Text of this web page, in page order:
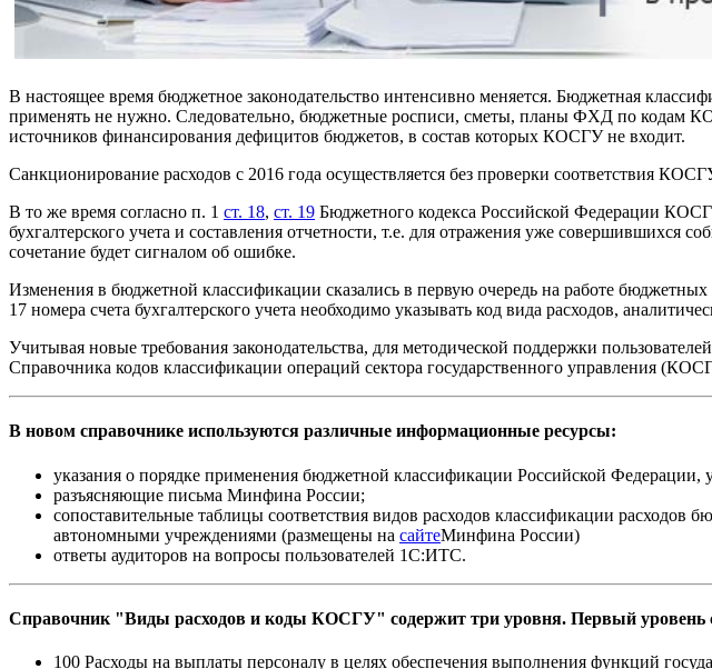
В настоящее время бюджетное законодательство интенсивно меняется. Бюджетная
применять не нужно. Следовательно, бюджетные росписи, сметы, планы ФХД по кодам
источников финансирования дефицитов бюджетов, в состав которых КОСГУ не входит.
Санкционирование расходов с 2016 года осуществляется без проверки соответствия
В то же время согласно п. 1 ст. 18, ст. 19 Бюджетного кодекса Российской Федерации
бухгалтерского учета и составления отчетности, т.е. для отражения уже
сочетание будет сигналом об ошибке.
Изменения в бюджетной классификации сказались в первую очередь на работе
17 номера счета бухгалтерского учета необходимо указывать код вида расходов,
Учитывая новые требования законодательства, для методической поддержки
Справочника кодов классификации операций сектора государственного управления
В новом справочнике используются различные информационные ресурсы:
указания о порядке применения бюджетной классификации Российской
разъясняющие письма Минфина России;
сопоставительные таблицы соответствия видов расходов классификации
автономными учреждениями (размещены на сайтеМинфина России)
ответы аудиторов на вопросы пользователей 1С:ИТС.
Справочник "Виды расходов и коды КОСГУ" содержит три уровня. Первый уровень
100 Расходы на выплаты персоналу в целях обеспечения выполнения функций